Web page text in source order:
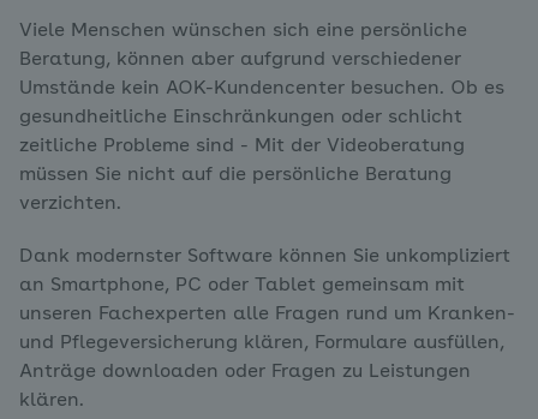
Viele Menschen wünschen sich eine persönliche
Beratung, können aber aufgrund verschiedener
Umstände kein AOK-Kundencenter besuchen. Ob es
gesundheitliche Einschränkungen oder schlicht
zeitliche Probleme sind - Mit der Videoberatung
müssen Sie nicht auf die persönliche Beratung
verzichten.
Dank modernster Software können Sie unkompliziert
an Smartphone, PC oder Tablet gemeinsam mit
unseren Fachexperten alle Fragen rund um Kranken-
und Pflegeversicherung klären, Formulare ausfüllen,
Anträge downloaden oder Fragen zu Leistungen
klären.